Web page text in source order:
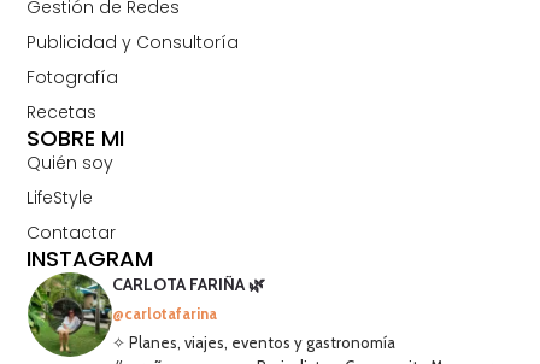
SOBRE MI
Quién soy
LifeStyle
Contactar
Gestión de Redes
Publicidad y Consultoría
Fotografía
Recetas
INSTAGRAM
CARLOTA FARIÑA 🌿
@carlotafarina
✧ Planes, viajes, eventos y gastronomía